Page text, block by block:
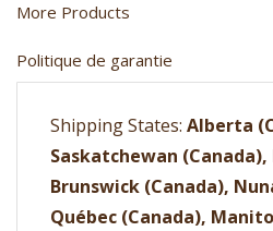
More Products
Politique de garantie
Shipping States: Alberta
Saskatchewan
Brunswick (Canada),
Québec (Canada),